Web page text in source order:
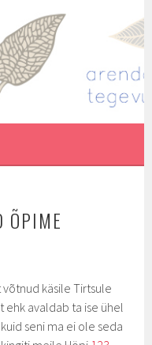
ÕPIME
käsile Tirtsule
ehk avaldab ta ise ühel
seni ma ei ole seda